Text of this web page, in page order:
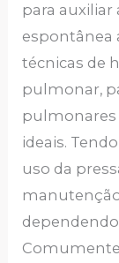
para
espontânea
técnicas de
pulmonar,
pulmonares
ideais.
uso da
Comumente